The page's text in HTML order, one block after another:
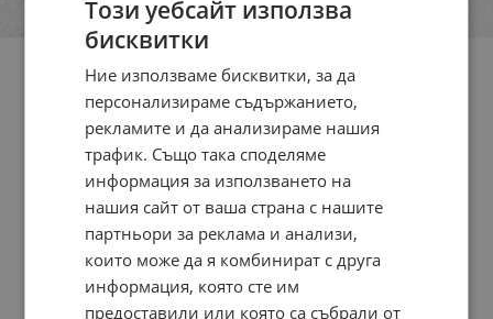
Този уебсайт използва
бисквитки
Ние използваме бисквитки, за да
персонализираме съдържанието,
рекламите и да анализираме нашия
трафик. Също така споделяме
информация за използването на
нашия сайт от ваша страна с нашите
партньори за реклама и анализи,
които може да я комбинират с друга
информация, която сте им
предоставили или която са събрали от